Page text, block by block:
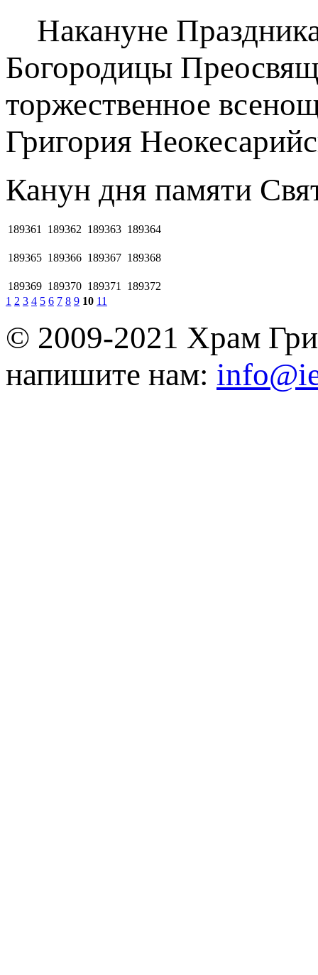
Накануне
Богородицы
торжественное
Григория
Канун дня памяти
189361 189362 189363 189364
189365 189366 189367 189368
189369 189370 189371
189372
1 2 3 4 5 6 7 8 9 10 11
© 2009-2021 Храм
напишите нам: